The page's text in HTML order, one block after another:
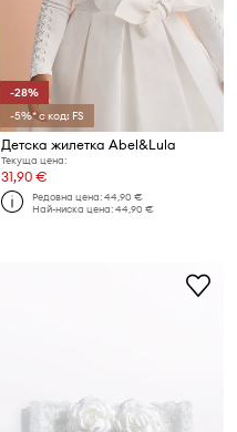
-28%
-5%* с код: FS
Детска жилетка Abel&Lula
Текуща цена:
31,90 €
Редовна цена:44,90 €
Най-ниска цена:44,90 €